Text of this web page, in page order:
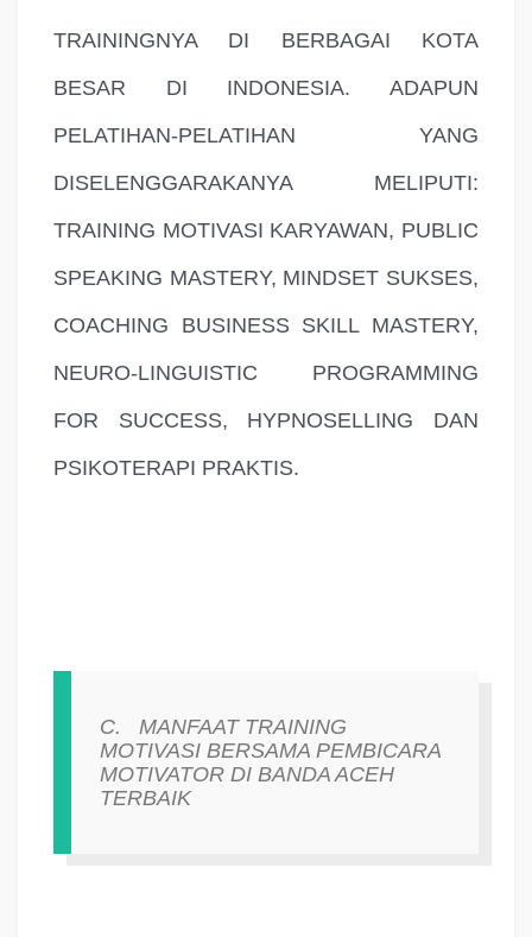
TRAININGNYA DI BERBAGAI KOTA
BESAR DI INDONESIA. ADAPUN
PELATIHAN-PELATIHAN YANG
DISELENGGARAKANYA MELIPUTI:
TRAINING MOTIVASI KARYAWAN, PUBLIC
SPEAKING MASTERY, MINDSET SUKSES,
COACHING BUSINESS SKILL MASTERY,
NEURO-LINGUISTIC PROGRAMMING
FOR SUCCESS, HYPNOSELLING DAN
PSIKOTERAPI PRAKTIS.
C.
MANFAAT TRAINING
MOTIVASI BERSAMA PEMBICARA
MOTIVATOR DI BANDA ACEH
TERBAIK